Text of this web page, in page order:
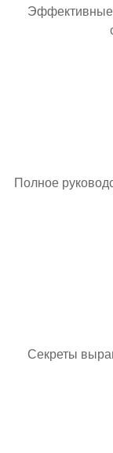
Эффективные
Полное
Секреты